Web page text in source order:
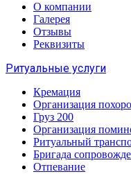
О компании
Галерея
Отзывы
Реквизиты
Ритуальные услуги
Кремация
Организация
Груз 200
Организация
Ритуальный
Бригада
Отпевание